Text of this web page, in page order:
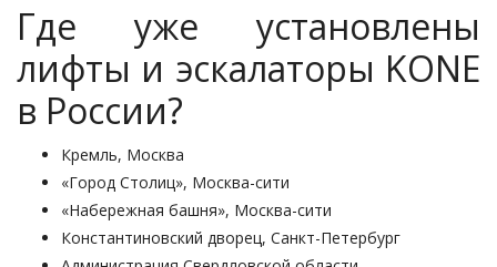
Где уже установлены
лифты и эскалаторы KONE
в России?
Кремль, Москва
«Город Столиц», Москва-сити
«Набережная башня», Москва-сити
Константиновский дворец, Санкт-Петербург